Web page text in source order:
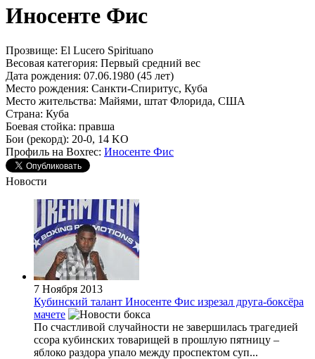
Иносенте Фис
Прозвище: El Lucero Spirituano
Весовая категория: Первый средний вес
Дата рождения: 07.06.1980 (45 лет)
Место рождения: Санкти-Спиритус, Куба
Место жительства: Майями, штат Флорида, США
Страна: Куба
Боевая стойка: правша
Бои (рекорд): 20-0, 14 KO
Профиль на Boxrec: Иносенте Фис
Новости
7 Ноября 2013
Кубинский талант Иносенте Фис изрезал друга-боксёра
мачете
По счастливой случайности не завершилась трагедией
ссора кубинских товарищей в прошлую пятницу –
яблоко раздора упало между проспектом суп...